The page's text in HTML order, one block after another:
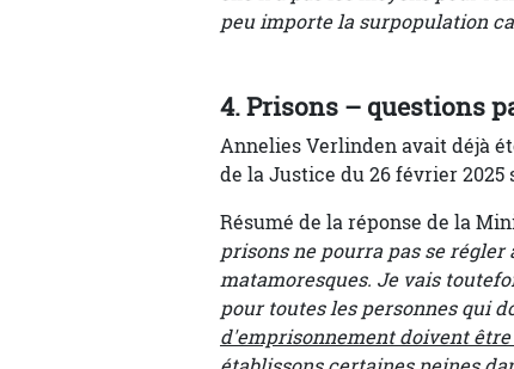
peu importe la surpopulation
4. Prisons – questions
Annelies Verlinden avait déjà
de la Justice du 26 février
Résumé de la réponse de la
prisons ne pourra pas se
matamoresques. Je vais
pour toutes les personnes qui
d'emprisonnement doivent être